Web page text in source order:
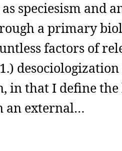
speciesism and
a primary
factors of
desociologization
in that I define the
an external…